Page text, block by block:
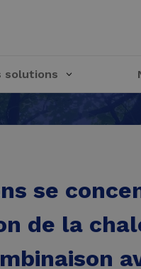
solutions
se
de la